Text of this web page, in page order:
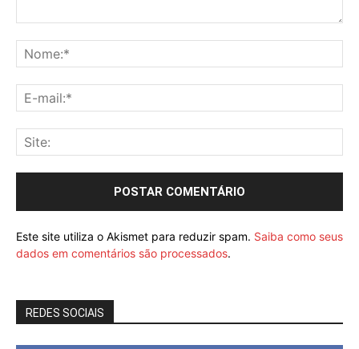
Este site utiliza o Akismet para reduzir spam. Saiba como seus
dados em comentários são processados.
REDES SOCIAIS